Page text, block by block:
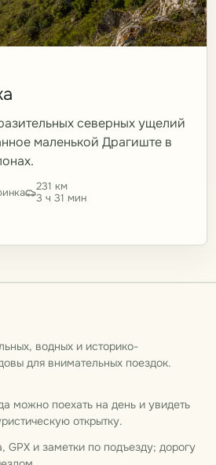
северных ущелий
маленькой Драгиште в
231 км
3 ч 31 мин
водных и историко-
для внимательных поездок.
можно поехать на день и увидеть
открытку.
GPX и заметки по подъезду; дорогу